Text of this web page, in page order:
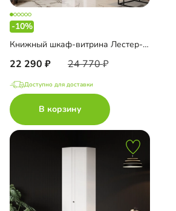
-10%
Книжный шкаф-витрина Лестер-9-600 угловой
22 290 24 770
Доступно для доставки
В корзину